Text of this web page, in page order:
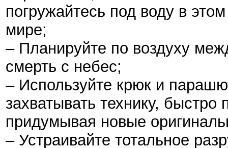
погружайтесь под воду в
мире;
– Планируйте по воздуху
смерть с небес;
– Используйте крюк и
захватывать технику, быстро
придумывая новые
– Устраивайте тотальное